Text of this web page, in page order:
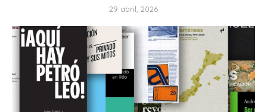
29 abril, 2026